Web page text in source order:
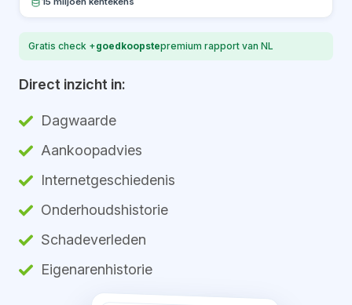
Gratis check +goedkoopstepremium rapport van NL
Direct inzicht in:
Dagwaarde
Aankoopadvies
Internetgeschiedenis
Onderhoudshistorie
Schadeverleden
Eigenarenhistorie